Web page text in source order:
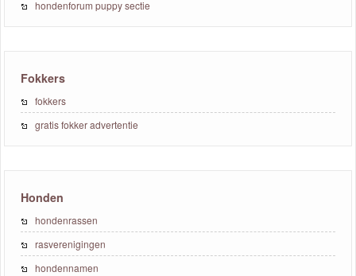
hondenforum puppy sectie
Fokkers
fokkers
gratis fokker advertentie
Honden
hondenrassen
rasverenigingen
hondennamen